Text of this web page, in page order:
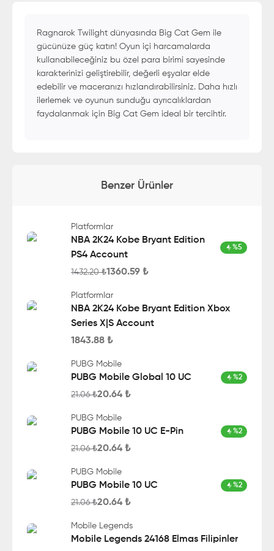
Ragnarok Twilight dünyasında Big Cat Gem ile
gücünüze güç katın! Oyun içi harcamalarda
kullanabileceğiniz bu özel para birimi sayesinde
karakterinizi geliştirebilir, değerli eşyalar elde
edebilir ve maceranızı hızlandırabilirsiniz. Daha hızlı
ilerlemek ve oyunun sunduğu ayrıcalıklardan
faydalanmak için Big Cat Gem ideal bir tercihtir.
Benzer Ürünler
Platformlar
NBA 2K24 Kobe Bryant Edition
PS4 Account
%5
1432.20₺1360.59 ₺
Platformlar
NBA 2K24 Kobe Bryant Edition Xbox
Series X|S Account
1843.88 ₺
PUBG Mobile
PUBG Mobile Global 10 UC %2
21.06₺20.64 ₺
PUBG Mobile
PUBG Mobile 10 UC E-Pin %2
21.06₺20.64 ₺
PUBG Mobile
PUBG Mobile 10 UC %2
21.06₺20.64 ₺
Mobile Legends
Mobile Legends 24168 Elmas Filipinler